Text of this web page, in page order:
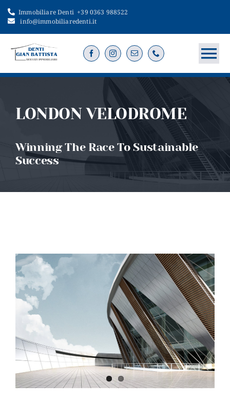
Salta
Immobiliare Denti+39 0363 988522
info@immobiliaredenti.it
Servizi
Immobili
LONDON VELODROME
Winning The Race To Sustainable
Success
View
Larger
Image